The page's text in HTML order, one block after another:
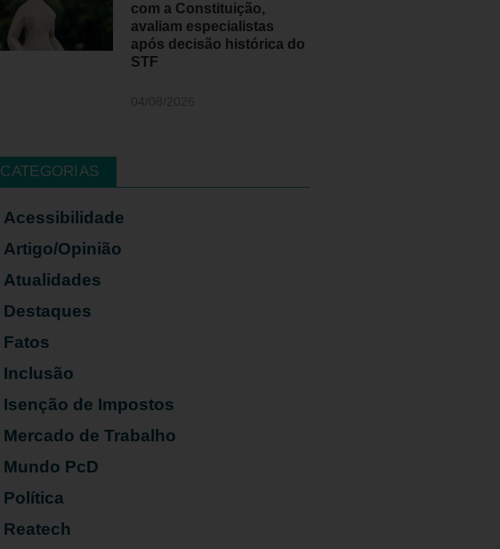
com a Constituição,
avaliam especialistas
após decisão histórica do
STF
CATEGORIAS
Acessibilidade
Artigo/Opinião
Atualidades
Destaques
Fatos
Inclusão
Isenção de Impostos
Mercado de Trabalho
Mundo PcD
Política
Reatech